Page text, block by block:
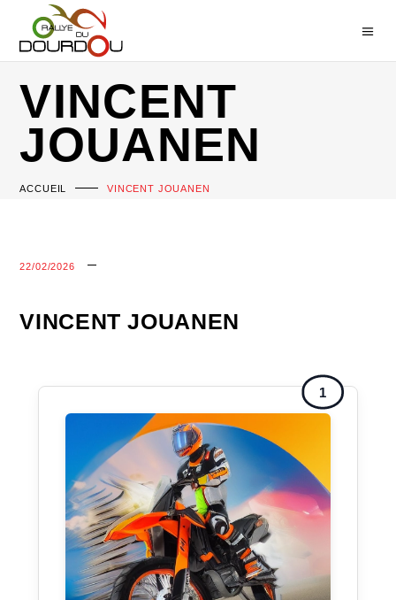
VINCENT
JOUANEN
ACCUEIL VINCENT JOUANEN
22/02/2026
VINCENT JOUANEN
1